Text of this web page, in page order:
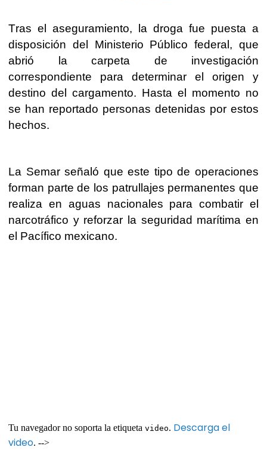
Tras el aseguramiento, la droga fue puesta a
disposición del Ministerio Público federal, que
abrió la carpeta de investigación
correspondiente para determinar el origen y
destino del cargamento. Hasta el momento no
se han reportado personas detenidas por estos
hechos.
La Semar señaló que este tipo de operaciones
forman parte de los patrullajes permanentes que
realiza en aguas nacionales para combatir el
narcotráfico y reforzar la seguridad marítima en
el Pacífico mexicano.
Tu navegador no soporta la etiqueta video. Descarga el
video. -->